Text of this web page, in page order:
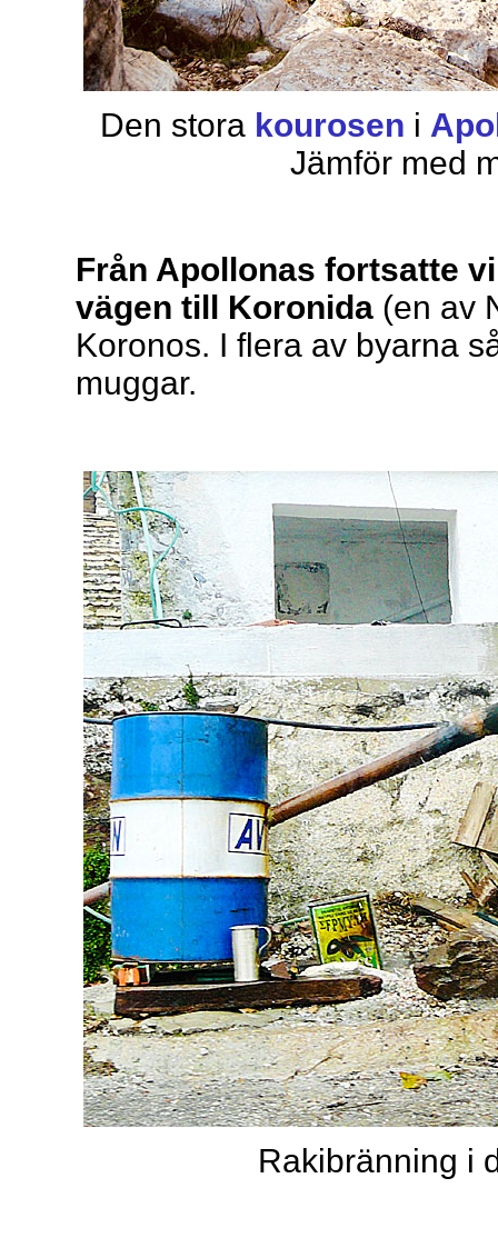
Den stora kourosen i
Jämför med
Från Apollonas fortsatte
vägen till Koronida (en av
Koronos. I flera av byarna
muggar.
Rakibränning i